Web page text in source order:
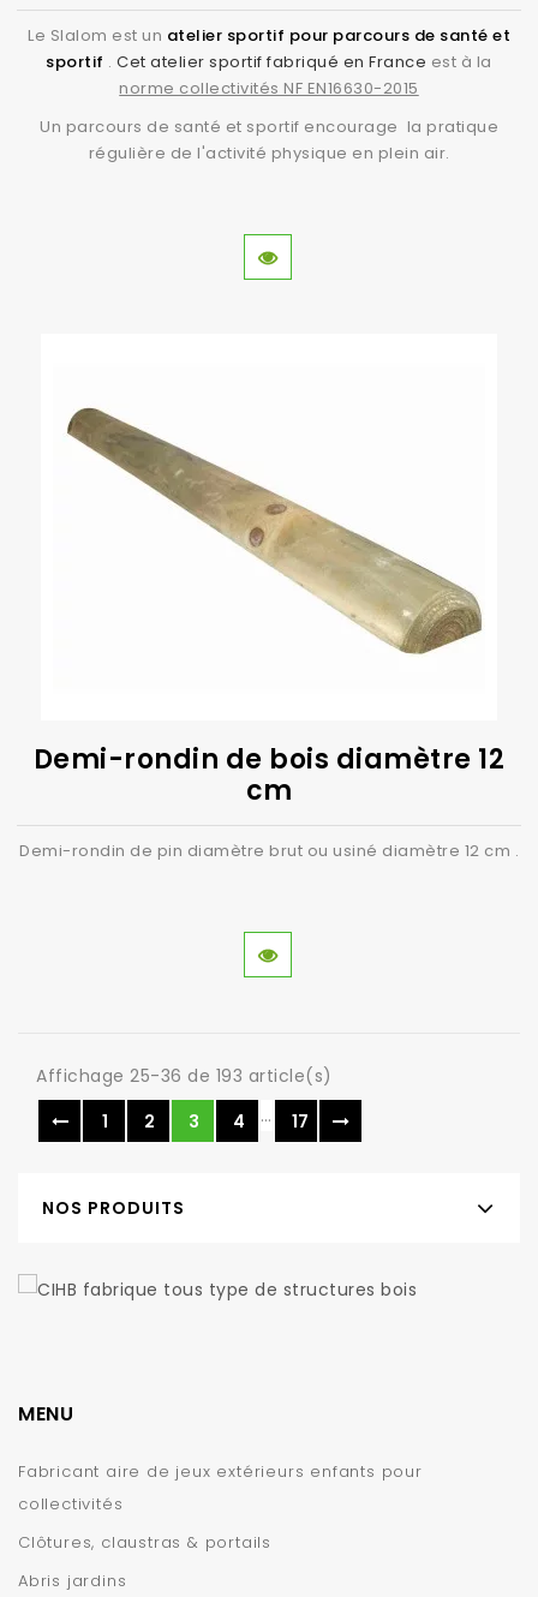
Le Slalom est un atelier sportif pour parcours de santé et
sportif .Cet atelier sportif fabriqué en France est à la
norme collectivités NF EN16630-2015
Un parcours de santé et sportif encourage la pratique
régulière de l'activité physique en plein air.
Demi-rondin de bois diamètre 12
cm
Demi-rondin de pin diamètre brut ou usiné diamètre 12 cm .
Affichage 25-36 de 193 article(s)
1
2 3 4 … 17
NOS PRODUITS
MENU
Fabricant aire de jeux extérieurs enfants pour
collectivités
Clôtures, claustras & portails
Abris jardins